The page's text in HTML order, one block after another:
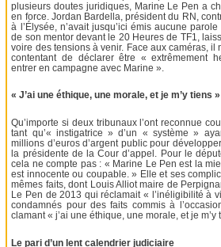
plusieurs doutes juridiques, Marine Le Pen a
en force. Jordan Bardella, président du RN,
à l’Élysée, n’avait jusqu’ici émis aucune
de son mentor devant le 20 Heures de TF1,
voire des tensions à venir. Face aux caméras, il
contentant de déclarer être « extrêmement
entrer en campagne avec Marine ».
« J’ai une éthique, une morale, et je m’y tiens »
Qu’importe si deux tribunaux l’ont reconnue
tant qu’« instigatrice » d’un « système »
millions d’euros d’argent public pour
la présidente de la Cour d’appel. Pour le
cela ne compte pas : « Marine Le Pen est la
est innocente ou coupable. » Elle et ses
mêmes faits, dont Louis Alliot maire de
Le Pen de 2013 qui réclamait « l’inéligibilité à
condamnés pour des faits commis à
clamant « j’ai une éthique, une morale, et je m’y
Le pari d’un lent calendrier judiciaire